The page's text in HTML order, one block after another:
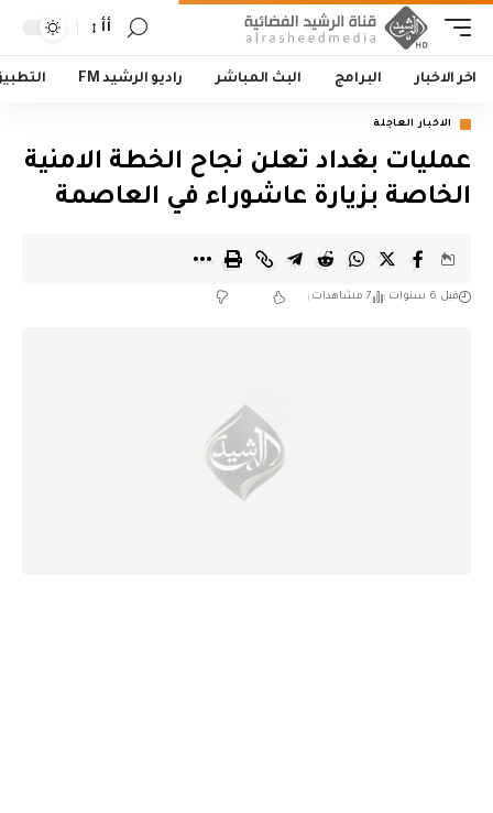
أأ
اخر الاخبار البرامج البث المباشر راديو الرشيد FM
الاخبار العاجلة
عمليات بغداد تعلن نجاح الخطة الامنية
الخاصة بزيارة عاشوراء في العاصمة
قبل 6 سنوات 7 مشاهدات